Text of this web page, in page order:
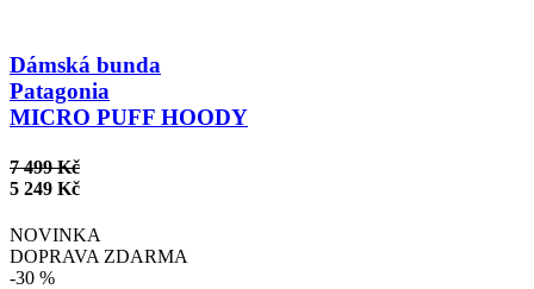
Dámská bunda
Patagonia
MICRO PUFF HOODY
7 499 Kč
5 249 Kč
NOVINKA
DOPRAVA ZDARMA
-30 %